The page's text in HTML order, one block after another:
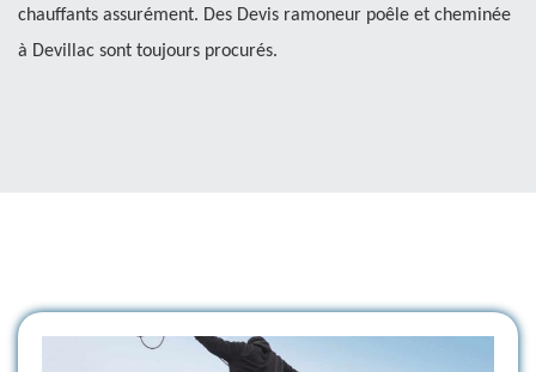
chauffants assurément. Des Devis ramoneur poêle et cheminée
à Devillac sont toujours procurés.